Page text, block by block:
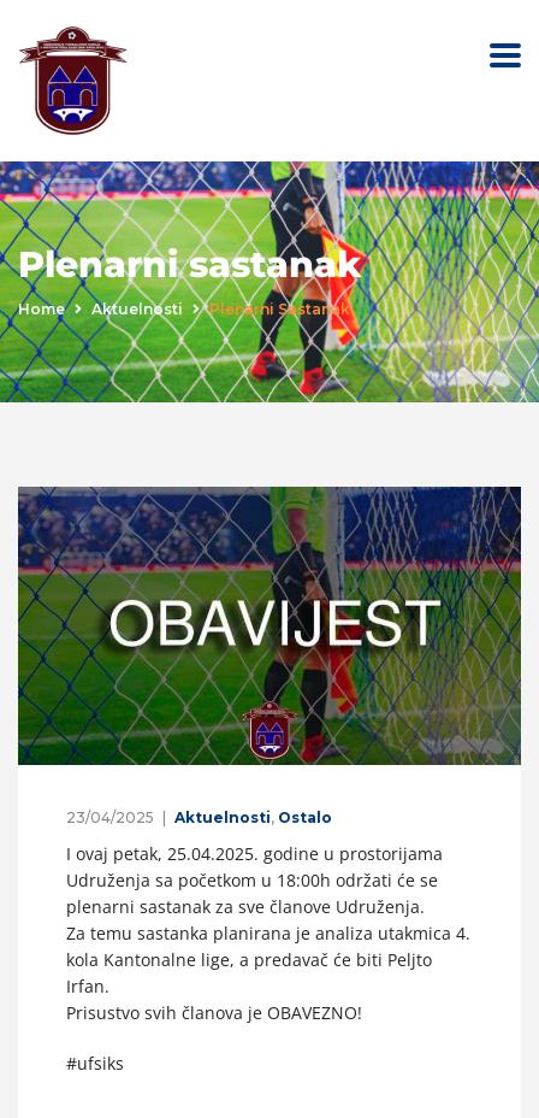
Plenarni sastanak
Home Aktuelnosti Plenarni Sastanak
23/04/2025 Aktuelnosti, Ostalo
I ovaj petak, 25.04.2025. godine u prostorijama
Udruženja sa početkom u 18:00h održati će se
plenarni sastanak za sve članove Udruženja.
Za temu sastanka planirana je analiza utakmica 4.
kola Kantonalne lige, a predavač će biti Peljto
Irfan.
Prisustvo svih članova je OBAVEZNO!
#ufsiks